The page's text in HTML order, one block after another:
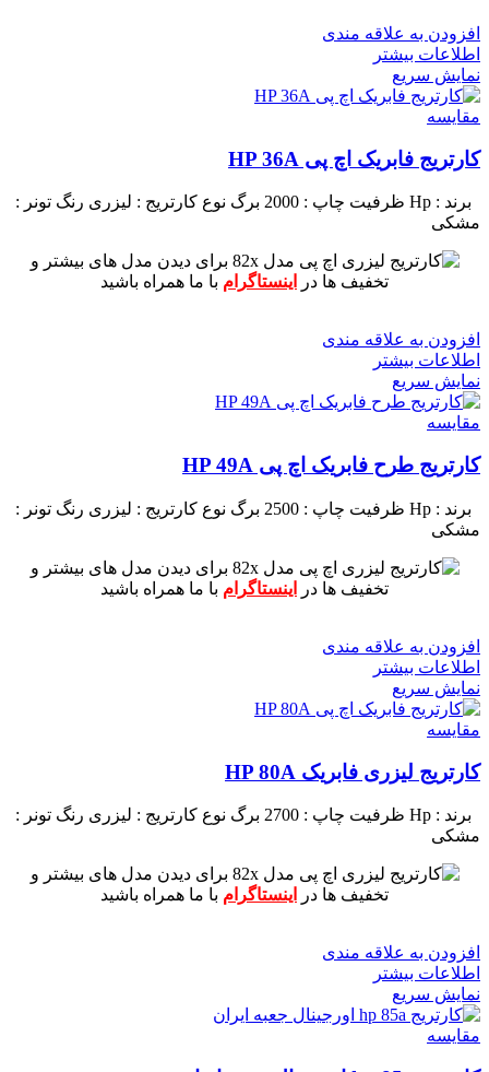
افزودن به علاقه مندی
اطلاعات بیشتر
نمایش سریع
مقايسه
کارتریج فابریک اچ پی HP 36A
برند : Hp ظرفیت چاپ : 2000 برگ نوع کارتریج : لیزری رنگ تونر :
مشکی
برای دیدن مدل های بیشتر و
تخفیف ها در
اینستاگرام با ما همراه باشید
افزودن به علاقه مندی
اطلاعات بیشتر
نمایش سریع
مقايسه
کارتریج طرح فابریک اچ پی HP 49A
برند : Hp ظرفیت چاپ : 2500 برگ نوع کارتریج : لیزری رنگ تونر :
مشکی
برای دیدن مدل های بیشتر و
تخفیف ها در
اینستاگرام با ما همراه باشید
افزودن به علاقه مندی
اطلاعات بیشتر
نمایش سریع
مقايسه
کارتریج لیزری فابریک HP 80A
برند : Hp ظرفیت چاپ : 2700 برگ نوع کارتریج : لیزری رنگ تونر :
مشکی
برای دیدن مدل های بیشتر و
تخفیف ها در
اینستاگرام با ما همراه باشید
افزودن به علاقه مندی
اطلاعات بیشتر
نمایش سریع
مقايسه